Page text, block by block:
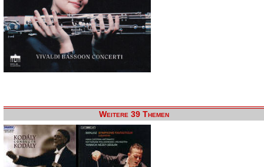
Weitere 39 Themen